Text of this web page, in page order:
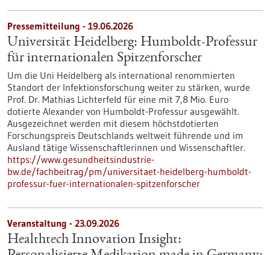
Pressemitteilung - 19.06.2026
Universität Heidelberg: Humboldt-Professur
für internationalen Spitzenforscher
Um die Uni Heidelberg als international renommierten
Standort der Infektionsforschung weiter zu stärken, wurde
Prof. Dr. Mathias Lichterfeld für eine mit 7,8 Mio. Euro
dotierte Alexander von Humboldt-Professur ausgewählt.
Ausgezeichnet werden mit diesem höchstdotierten
Forschungspreis Deutschlands weltweit führende und im
Ausland tätige Wissenschaftlerinnen und Wissenschaftler.
https://www.gesundheitsindustrie-
bw.de/fachbeitrag/pm/universitaet-heidelberg-humboldt-
professur-fuer-internationalen-spitzenforscher
Veranstaltung - 23.09.2026
Healthtech Innovation Insight: